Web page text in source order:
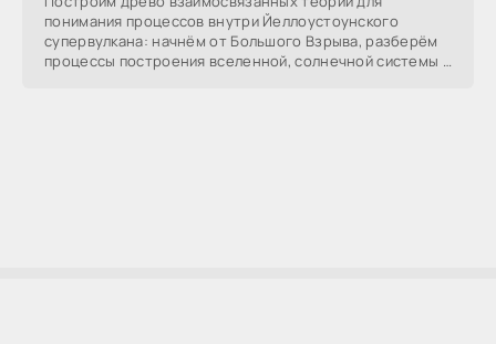
понимания процессов внутри Йеллоустоунского
супервулкана: начнём от Большого Взрыва, разберём
процессы построения вселенной, солнечной системы в